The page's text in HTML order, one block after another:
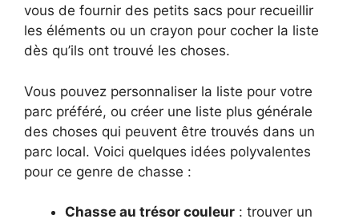
vous de fournir des petits sacs pour recueillir
les éléments ou un crayon pour cocher la liste
dès qu’ils ont trouvé les choses.
Vous pouvez personnaliser la liste pour votre
parc préféré, ou créer une liste plus générale
des choses qui peuvent être trouvés dans un
parc local. Voici quelques idées polyvalentes
pour ce genre de chasse :
Chasse au trésor couleur : trouver un